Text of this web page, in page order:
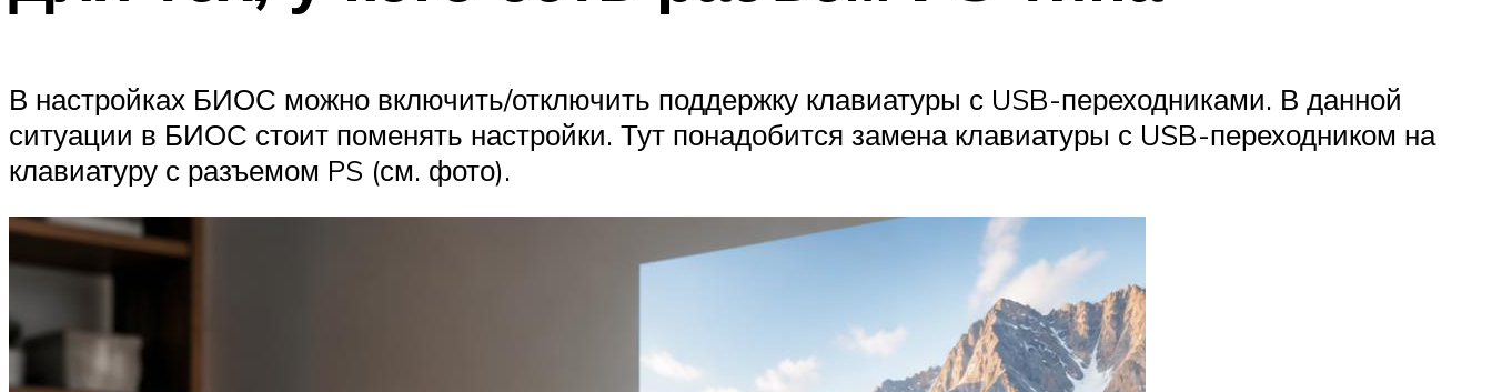
В настройках БИОС можно включить/отключить поддержку клавиатуры с USB-переходниками. В данной
ситуации в БИОС стоит поменять настройки. Тут понадобится замена клавиатуры с USB-переходником на
клавиатуру с разъемом PS (см. фото).